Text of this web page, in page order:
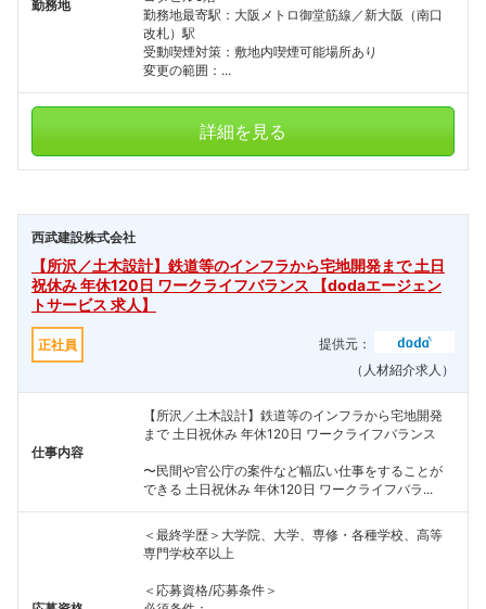
勤務地
勤務地最寄駅：大阪メトロ御堂筋線／新大阪（南口
改札）駅
受動喫煙対策：敷地内喫煙可能場所あり
変更の範囲：...
詳細を見る
西武建設株式会社
【所沢／土木設計】鉄道等のインフラから宅地開発まで 土日
祝休み 年休120日 ワークライフバランス 【dodaエージェン
トサービス 求人】
正社員
提供元：
（人材紹介求人）
仕事内容
【所沢／土木設計】鉄道等のインフラから宅地開発
まで 土日祝休み 年休120日 ワークライフバランス
〜民間や官公庁の案件など幅広い仕事をすることが
できる 土日祝休み 年休120日 ワークライフバラ...
＜最終学歴＞大学院、大学、専修・各種学校、高等
専門学校卒以上
＜応募資格/応募条件＞